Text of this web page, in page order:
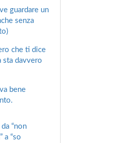
guardare un
senza
che ti dice
sta davvero
bene
“non
a “so